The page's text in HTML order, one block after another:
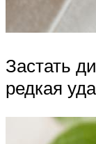
Застать
редкая